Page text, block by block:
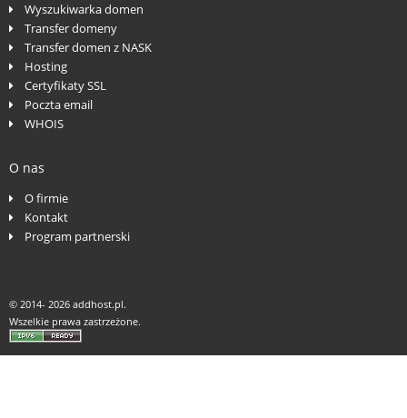
Wyszukiwarka domen
Transfer domeny
Transfer domen z NASK
Hosting
Certyfikaty SSL
Poczta email
WHOIS
O nas
O firmie
Kontakt
Program partnerski
© 2014- 2026 addhost.pl.
Wszelkie prawa zastrzeżone.